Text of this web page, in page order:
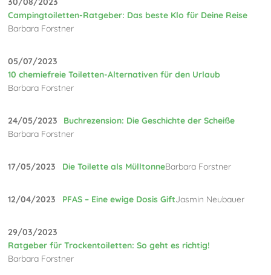
Campingtoiletten-Ratgeber: Das beste Klo für Deine Reise
Barbara Forstner
05/07/2023
10 chemiefreie Toiletten-Alternativen für den Urlaub
Barbara Forstner
24/05/2023
Buchrezension: Die Geschichte der Scheiße
Barbara Forstner
17/05/2023 Die Toilette als MülltonneBarbara Forstner
12/04/2023 PFAS – Eine ewige Dosis GiftJasmin Neubauer
29/03/2023
Ratgeber für Trockentoiletten: So geht es richtig!
Barbara Forstner